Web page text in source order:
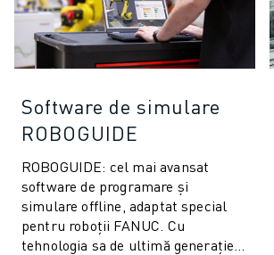
Software de simulare
ROBOGUIDE
ROBOGUIDE: cel mai avansat
software de programare și
simulare offline, adaptat special
pentru roboții FANUC. Cu
tehnologia sa de ultimă generație,